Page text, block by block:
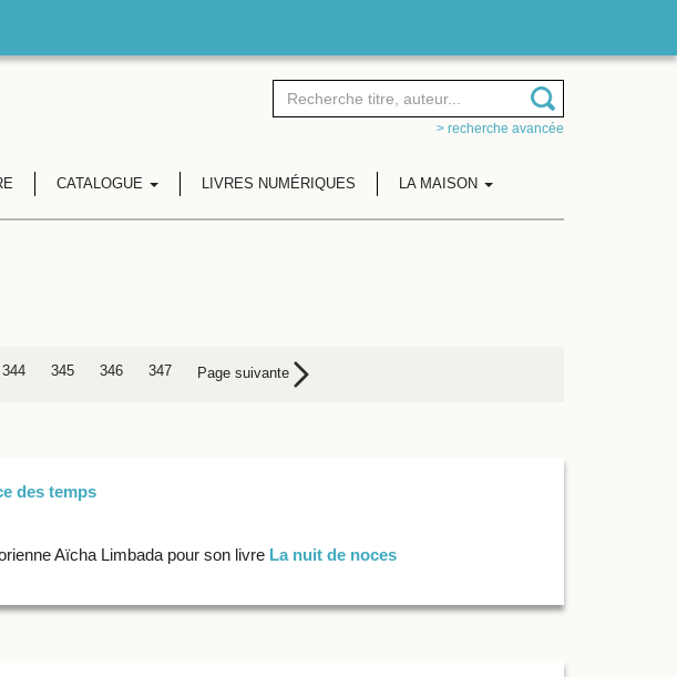
> recherche avancée
CATALOGUE LIVRES NUMÉRIQUES LA MAISON
344 345 346 347 Page suivante
des temps
Aïcha Limbada pour son livre La nuit de noces